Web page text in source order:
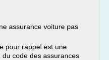
assurance voiture pas
pour rappel est une
code des assurances